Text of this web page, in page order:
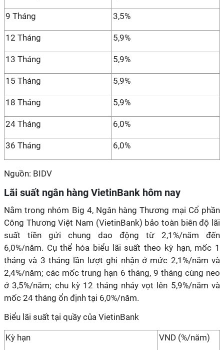
9 Tháng 3,5%
12 Tháng 5,9%
13 Tháng 5,9%
15 Tháng 5,9%
18 Tháng 5,9%
24 Tháng 6,0%
36 Tháng 6,0%
Nguồn: BIDV
Lãi suất ngân hàng VietinBank hôm nay
Nằm trong nhóm Big 4, Ngân hàng Thương mại Cổ phần
Công Thương Việt Nam (VietinBank) bảo toàn biên độ lãi
suất tiền gửi chung dao động từ 2,1%/năm đến
6,0%/năm. Cụ thể hóa biểu lãi suất theo kỳ hạn, mốc 1
tháng và 3 tháng lần lượt ghi nhận ở mức 2,1%/năm và
2,4%/năm; các mốc trung hạn 6 tháng, 9 tháng cùng neo
ở 3,5%/năm; chu kỳ 12 tháng nhảy vọt lên 5,9%/năm và
mốc 24 tháng ổn định tại 6,0%/năm.
Biểu lãi suất tại quầy của VietinBank
Kỳ hạn VND (%/năm)